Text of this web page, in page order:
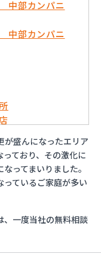
中部カンパニ
中部カンパニ
業所
営業所
河支店
営業所
営業所
営業所
が盛んになったエリア
ており、その激化に
ってまいりました。
ているご家庭が多い
、一度当社の無料相談